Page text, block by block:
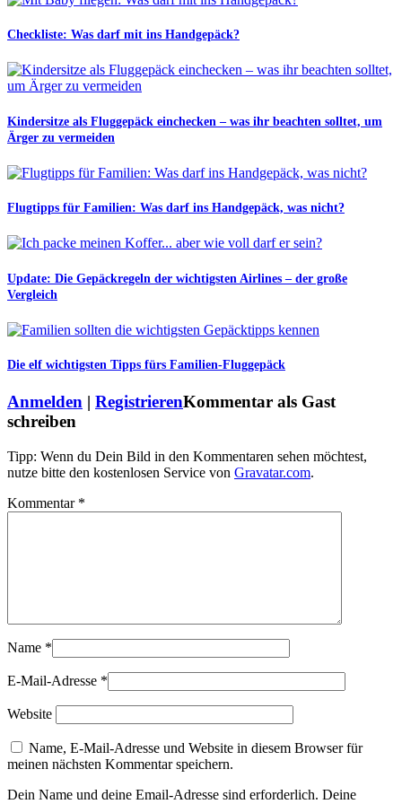
Checkliste: Was darf mit ins Handgepäck?
Kindersitze als Fluggepäck einchecken – was ihr beachten solltet, um
Ärger zu vermeiden
Flugtipps für Familien: Was darf ins Handgepäck, was nicht?
Update: Die Gepäckregeln der wichtigsten Airlines – der große
Vergleich
Die elf wichtigsten Tipps fürs Familien-Fluggepäck
Anmelden | RegistrierenKommentar als Gast
schreiben
Tipp: Wenn du Dein Bild in den Kommentaren sehen möchtest,
nutze bitte den kostenlosen Service von Gravatar.com.
Kommentar *
Name *
E-Mail-Adresse *
Website
Name, E-Mail-Adresse und Website in diesem Browser für
meinen nächsten Kommentar speichern.
Dein Name und deine Email-Adresse sind erforderlich. Deine